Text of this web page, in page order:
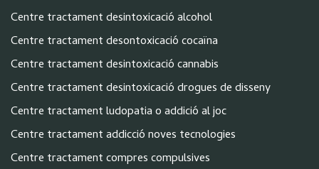
Centre tractament desintoxicació alcohol
Centre tractament desontoxicació cocaïna
Centre tractament desintoxicació cannabis
Centre tractament desintoxicació drogues de disseny
Centre tractament ludopatia o addició al joc
Centre tractament addicció noves tecnologies
Centre tractament compres compulsives